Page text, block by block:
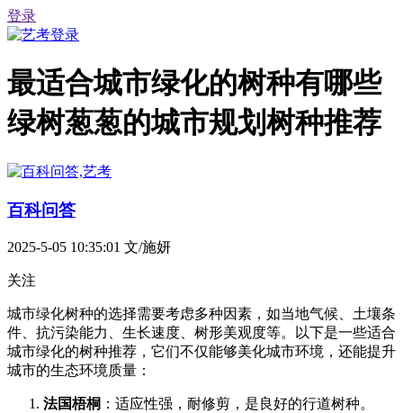
登录
最适合城市绿化的树种有哪些
绿树葱葱的城市规划树种推荐
百科问答
2025-5-05 10:35:01 文/施妍
关注
城市绿化树种的选择需要考虑多种因素，如当地气候、土壤条
件、抗污染能力、生长速度、树形美观度等。以下是一些适合
城市绿化的树种推荐，它们不仅能够美化城市环境，还能提升
城市的生态环境质量：
法国梧桐 ：适应性强，耐修剪，是良好的行道树种。